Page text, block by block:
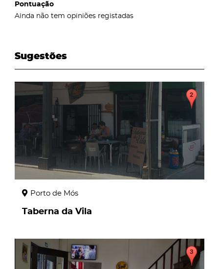
Pontuação
Ainda não tem opiniões registadas
Sugestões
page
Porto de Mós
Taberna da Vila
page